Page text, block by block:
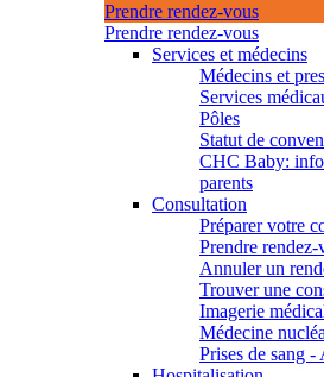
Prendre rendez-vous
Prendre rendez-vous
Services et médecins
Médecins et
Services
Pôles
Statut de
CHC Baby:
parents
Consultation
Préparer votre
Prendre rendez-
Annuler un
Trouver une
Imagerie
Médecine
Prises de sang -